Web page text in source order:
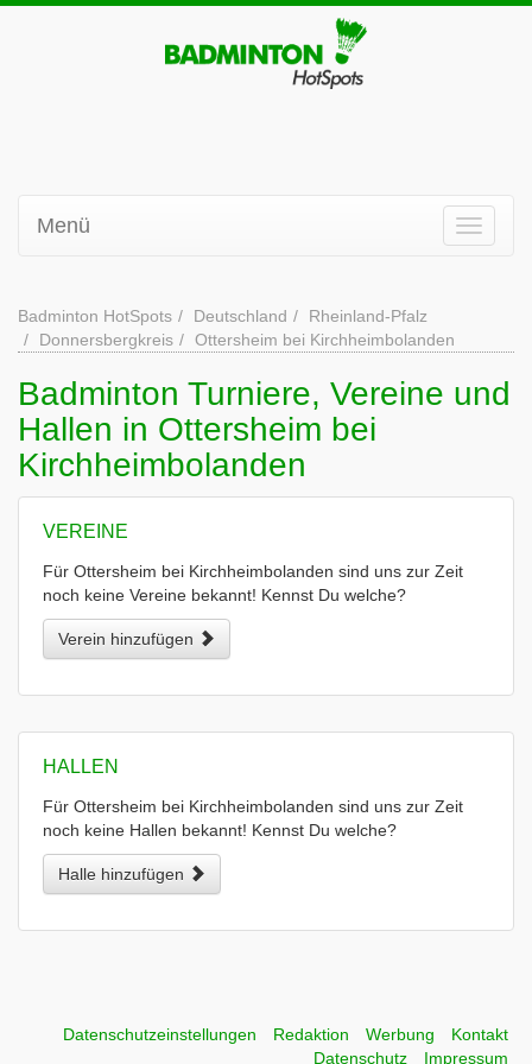
Menü
Badminton HotSpots Deutschland
Rheinland-Pfalz
Donnersbergkreis
Ottersheim bei Kirchheimbolanden
Badminton Turniere, Vereine und
Hallen in Ottersheim bei
Kirchheimbolanden
VEREINE
Für Ottersheim bei Kirchheimbolanden sind uns zur Zeit
noch keine Vereine bekannt! Kennst Du welche?
Verein hinzufügen
HALLEN
Für Ottersheim bei Kirchheimbolanden sind uns zur Zeit
noch keine Hallen bekannt! Kennst Du welche?
Halle hinzufügen
Datenschutzeinstellungen Redaktion Werbung
Kontakt
Datenschutz
Impressum